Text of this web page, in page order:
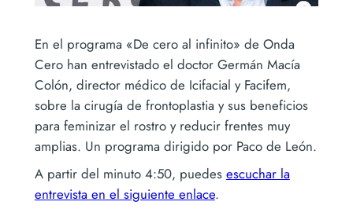
En el programa «De cero al infinito» de Onda
Cero han entrevistado el doctor Germán Macía
Colón, director médico de Icifacial y Facifem,
sobre la cirugía de frontoplastia y sus beneficios
para feminizar el rostro y reducir frentes muy
amplias. Un programa dirigido por Paco de León.
A partir del minuto 4:50, puedes escuchar la
entrevista en el siguiente enlace.